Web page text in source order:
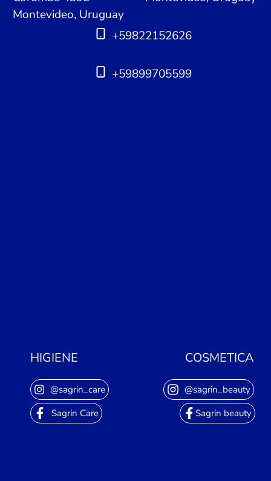
Montevideo, Uruguay
+59822152626
+59899705599
COSMETICA
@sagrin_beauty
Sagrin beauty
HIGIENE
@sagrin_care
Sagrin Care